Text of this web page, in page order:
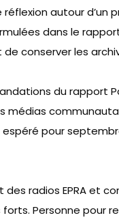
réflexion autour d’un
dans le
conserver les
du rapport
médias
pour septembre
radios EPRA et
Personne pour